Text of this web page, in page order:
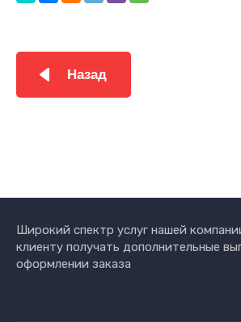
Назад
Широкий спектр услуг нашей
клиенту получать дополнительные
оформлении заказа